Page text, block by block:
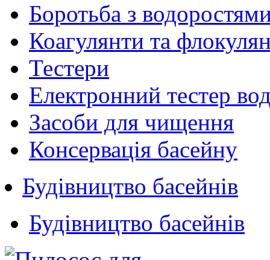
Боротьба з
Коагулянти та
Тестери
Електронний тестер
Засоби для чищення
Консервація басейну
Будівництво басейнів
Будівництво басейнів